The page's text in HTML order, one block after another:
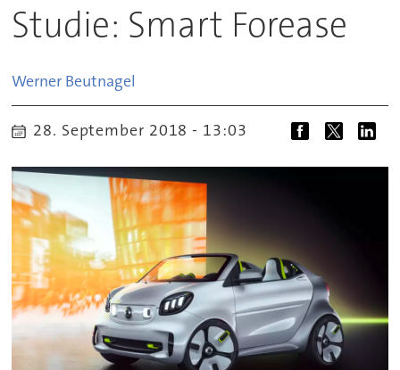
Studie: Smart Forease
Werner Beutnagel
28. September 2018 - 13:03